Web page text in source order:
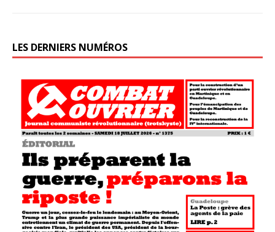
LES DERNIERS NUMÉROS